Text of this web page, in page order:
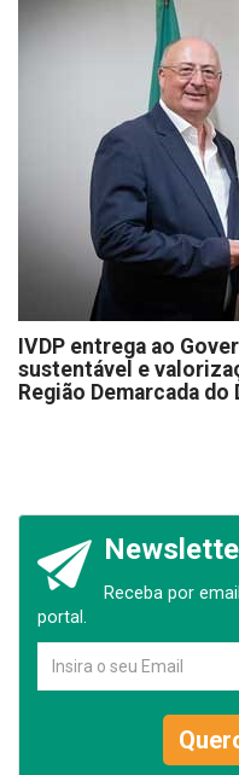
IVDP entrega ao
sustentável e
Região Demarcada do
Receba por
portal.